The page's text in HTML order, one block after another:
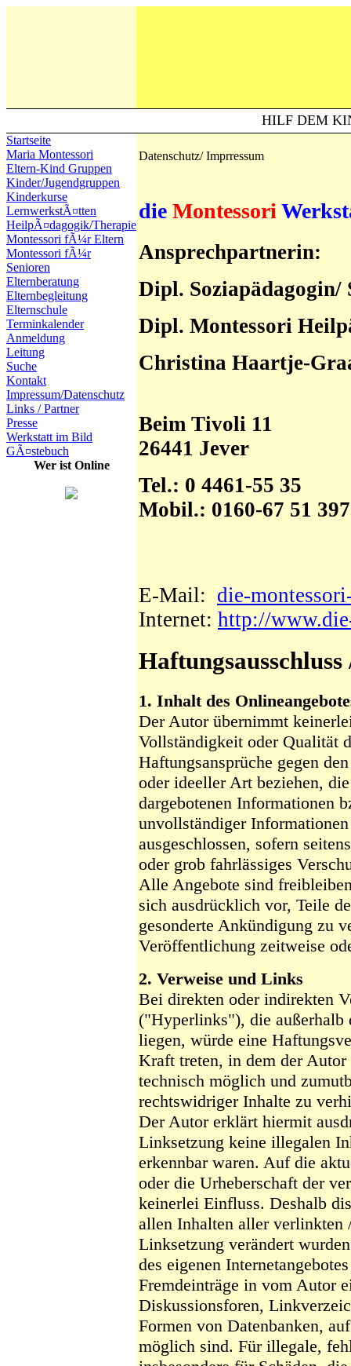
HILF DEM
Startseite
Maria Montessori
Eltern-Kind Gruppen
Kinder/Jugendgruppen
Kinderkurse
LernwerkstÃ¤tten
HeilpÃ¤dagogik/Therapie
Montessori fÃ¼r Eltern
Montessori fÃ¼r
Senioren
Elternberatung
Elternbegleitung
Elternschule
Terminkalender
Anmeldung
Leitung
Suche
Kontakt
Impressum/Datenschutz
Links / Partner
Presse
Werkstatt im Bild
GÃ¤stebuch
Wer ist Online
Datenschutz/ Imprressum
die Montessori
Ansprechpartnerin:
Dipl.
Dipl. Montessori
Christina Haartje-
Beim Tivoli 11
26441 Jever
Tel.: 0 4461-55 35
Mobil.: 0160-67 51 397
E-Mail: die-
Internet: http://
Haftungsausschluss
1. Inhalt des
Der Autor übernimmt
Vollständigkeit oder Qualität
Haftungsansprüche gegen
oder ideeller Art beziehen,
dargebotenen Informationen
unvollständiger
ausgeschlossen, sofern
oder grob fahrlässiges
Alle Angebote sind
sich ausdrücklich vor, Teile
gesonderte Ankündigung zu
Veröffentlichung zeitweise
2. Verweise und Links
Bei direkten oder indirekten
("Hyperlinks"), die außerhalb
liegen, würde eine
Kraft treten, in dem der
technisch möglich und
rechtswidriger Inhalte zu
Der Autor erklärt hiermit
Linksetzung keine illegalen
erkennbar waren. Auf die
oder die Urheberschaft der
keinerlei Einfluss. Deshalb
allen Inhalten aller verlinkten
Linksetzung verändert
des eigenen
Fremdeinträge in vom Autor
Diskussionsforen,
Formen von Datenbanken,
möglich sind. Für illegale,